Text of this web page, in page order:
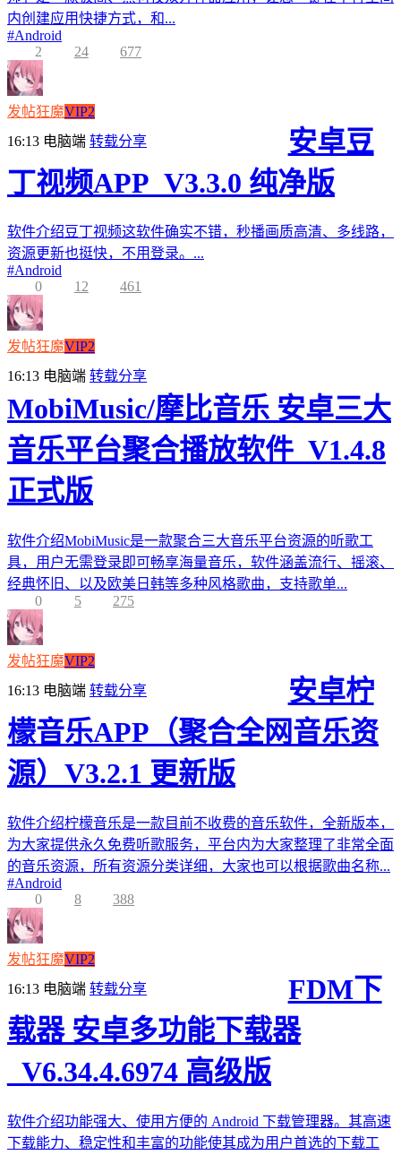
内创建应用快捷方式，和...
#Android
2
24 677
发帖狂魔VIP2
16:13 电脑端 转载分享
安卓豆
丁视频APP_V3.3.0 纯净版
软件介绍豆丁视频这软件确实不错，秒播画质高清、多线路，
资源更新也挺快，不用登录。...
#Android
0
12 461
发帖狂魔VIP2
16:13 电脑端 转载分享
MobiMusic/摩比音乐 安卓三大
音乐平台聚合播放软件_V1.4.8
正式版
软件介绍MobiMusic是一款聚合三大音乐平台资源的听歌工
具，用户无需登录即可畅享海量音乐，软件涵盖流行、摇滚、
经典怀旧、以及欧美日韩等多种风格歌曲，支持歌单...
0
5 275
发帖狂魔VIP2
16:13 电脑端 转载分享
安卓柠
檬音乐APP（聚合全网音乐资
源）V3.2.1 更新版
软件介绍柠檬音乐是一款目前不收费的音乐软件，全新版本，
为大家提供永久免费听歌服务，平台内为大家整理了非常全面
的音乐资源，所有资源分类详细，大家也可以根据歌曲名称...
#Android
0
8 388
发帖狂魔VIP2
16:13 电脑端 转载分享
FDM下
载器 安卓多功能下载器
_V6.34.4.6974 高级版
软件介绍功能强大、使用方便的 Android 下载管理器。其高速
下载能力、稳定性和丰富的功能使其成为用户首选的下载工